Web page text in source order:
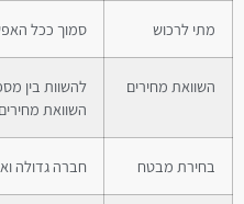
מתי לרכוש סמוך ככל
השוואת מחירים
להשוות בין
השוואת מחירים
בחירת מבטח חברה גדולה